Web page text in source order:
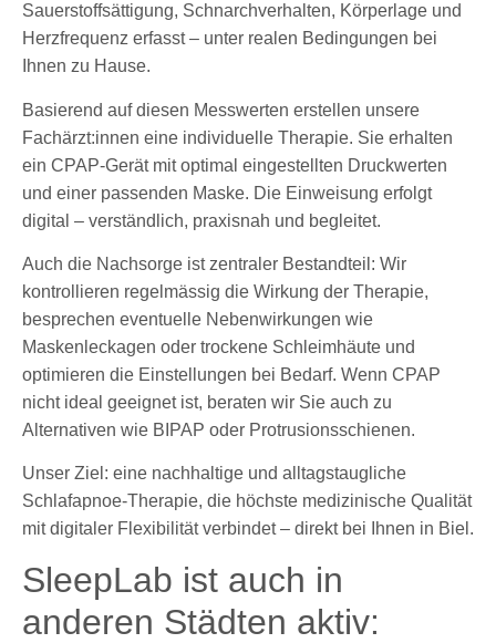
Sauerstoffsättigung, Schnarchverhalten, Körperlage und
Herzfrequenz erfasst – unter realen Bedingungen bei
Ihnen zu Hause.
Basierend auf diesen Messwerten erstellen unsere
Fachärzt:innen eine individuelle Therapie. Sie erhalten
ein CPAP-Gerät mit optimal eingestellten Druckwerten
und einer passenden Maske. Die Einweisung erfolgt
digital – verständlich, praxisnah und begleitet.
Auch die Nachsorge ist zentraler Bestandteil: Wir
kontrollieren regelmässig die Wirkung der Therapie,
besprechen eventuelle Nebenwirkungen wie
Maskenleckagen oder trockene Schleimhäute und
optimieren die Einstellungen bei Bedarf. Wenn CPAP
nicht ideal geeignet ist, beraten wir Sie auch zu
Alternativen wie BIPAP oder Protrusionsschienen.
Unser Ziel: eine nachhaltige und alltagstaugliche
Schlafapnoe-Therapie, die höchste medizinische Qualität
mit digitaler Flexibilität verbindet – direkt bei Ihnen in Biel.
SleepLab ist auch in
anderen Städten aktiv: